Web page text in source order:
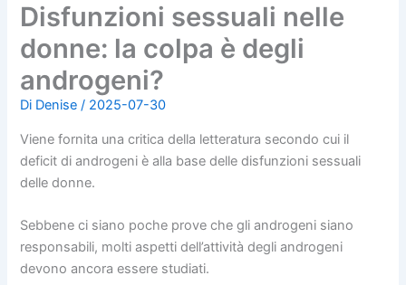
Disfunzioni sessuali nelle
donne: la colpa è degli
androgeni?
Di Denise/ 2025-07-30
Viene fornita una critica della letteratura secondo cui il
deficit di androgeni è alla base delle disfunzioni sessuali
delle donne.
Sebbene ci siano poche prove che gli androgeni siano
responsabili, molti aspetti dell’attività degli androgeni
devono ancora essere studiati.